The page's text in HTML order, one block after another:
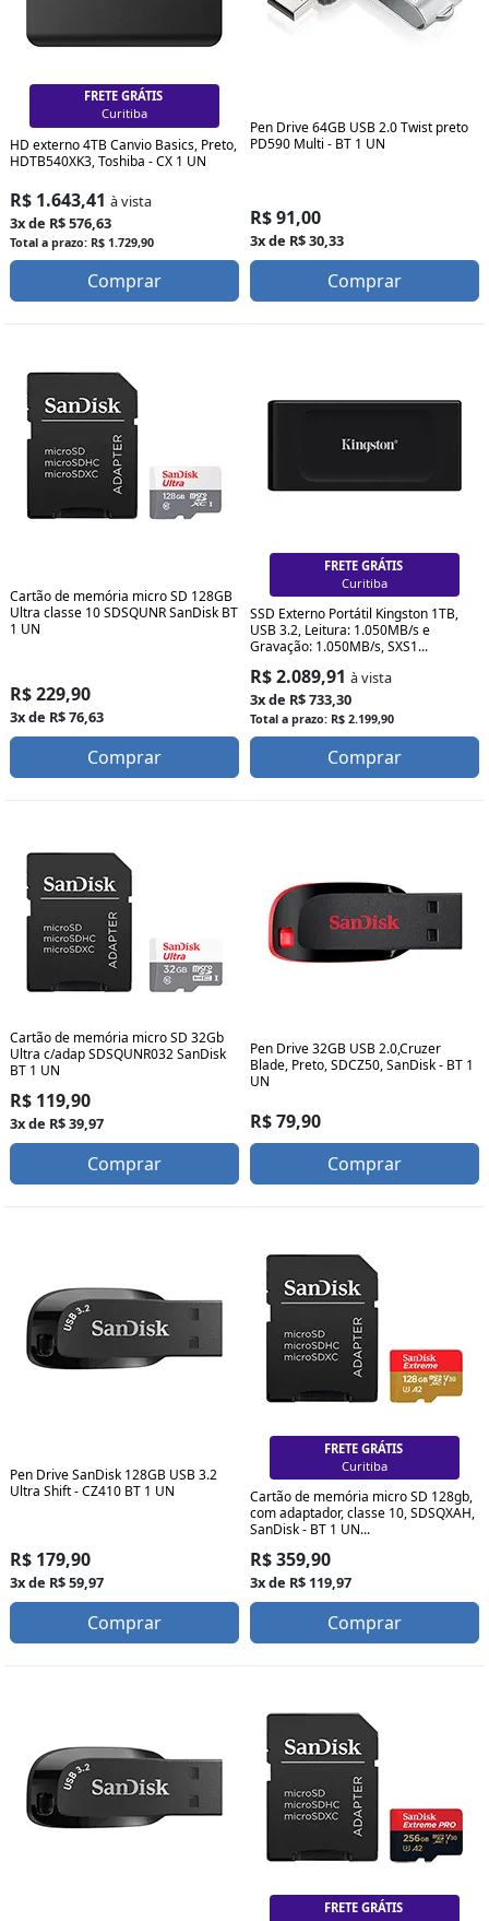
FRETE GRÁTIS
Curitiba
HD externo 4TB Canvio Basics, Preto,
HDTB540XK3, Toshiba - CX 1 UN
R$ 1.643,41 à vista
3x de R$ 576,63
Total a prazo: R$ 1.729,90
Comprar
Pen Drive 64GB USB 2.0 Twist preto
PD590 Multi - BT 1 UN
R$ 91,00
3x de R$ 30,33
Comprar
Cartão de memória micro SD 128GB
Ultra classe 10 SDSQUNR SanDisk BT
1 UN
R$ 229,90
3x de R$ 76,63
Comprar
FRETE GRÁTIS
Curitiba
SSD Externo Portátil Kingston 1TB,
USB 3.2, Leitura: 1.050MB/s e
Gravação: 1.050MB/s, SXS1...
R$ 2.089,91 à vista
3x de R$ 733,30
Total a prazo: R$ 2.199,90
Comprar
Cartão de memória micro SD 32Gb
Ultra c/adap SDSQUNR032 SanDisk
BT 1 UN
R$ 119,90
3x de R$ 39,97
Comprar
Pen Drive 32GB USB 2.0,Cruzer
Blade, Preto, SDCZ50, SanDisk - BT 1
UN
R$ 79,90
Comprar
Pen Drive SanDisk 128GB USB 3.2
Ultra Shift - CZ410 BT 1 UN
R$ 179,90
3x de R$ 59,97
Comprar
FRETE GRÁTIS
Curitiba
Cartão de memória micro SD 128gb,
com adaptador, classe 10, SDSQXAH,
SanDisk - BT 1 UN...
R$ 359,90
3x de R$ 119,97
Comprar
FRETE GRÁTIS